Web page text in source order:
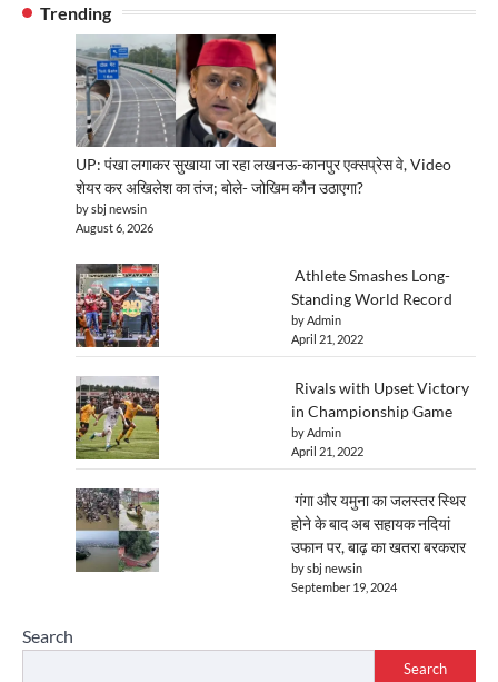
Trending
UP: पंखा लगाकर सुखाया जा रहा लखनऊ-कानपुर एक्सप्रेस वे, Video
शेयर कर अखिलेश का तंज; बोले- जोखिम कौन उठाएगा?
by sbj newsin
August 6, 2026
Athlete Smashes Long-
Standing World Record
by Admin
April 21, 2022
Rivals with Upset Victory
in Championship Game
by Admin
April 21, 2022
गंगा और यमुना का जलस्तर स्थिर
होने के बाद अब सहायक नदियां
उफान पर, बाढ़ का खतरा बरकरार
by sbj newsin
September 19, 2024
Search
Search